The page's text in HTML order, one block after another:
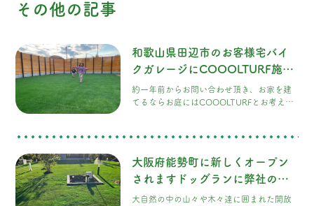
その他の記事
和歌山県田辺市のお客様宅バイ
クガレージにCOOOLTURF施工
させて頂きました！
約一年前からお問い合わせ頂き、お家を建
てるならお庭にはCOOOLTURFとお考え頂
出来ちゃうくらいの広〜いお庭で、旦那様
ャンプもしてみたいと仰っていました。ご
家族の思い出沢山作って下さいね。
大阪府能勢町に新しくオープン
されますドッグランに弊社のハ
イテク人工芝COOOLTURF採用
大自然の中の山々や木々達に囲まれた開放